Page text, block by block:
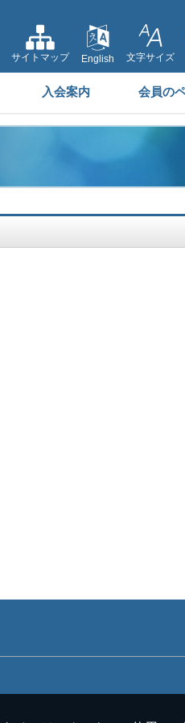
サイトマップ English 文字サイズ
入会案内 会員の